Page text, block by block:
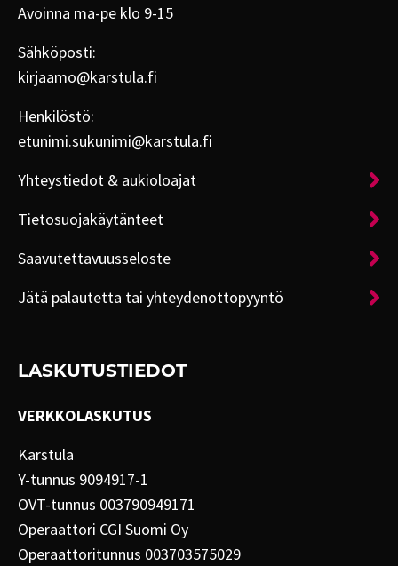
Avoinna ma-pe klo 9-15
Sähköposti:
kirjaamo@karstula.fi
Henkilöstö:
etunimi.sukunimi@karstula.fi
Yhteystiedot & aukioloajat
Tietosuojakäytänteet
Saavutettavuusseloste
Jätä palautetta tai yhteydenottopyyntö
LASKUTUSTIEDOT
VERKKOLASKUTUS
Karstula
Y-tunnus 9094917-1
OVT-tunnus 003790949171
Operaattori CGI Suomi Oy
Operaattoritunnus 003703575029